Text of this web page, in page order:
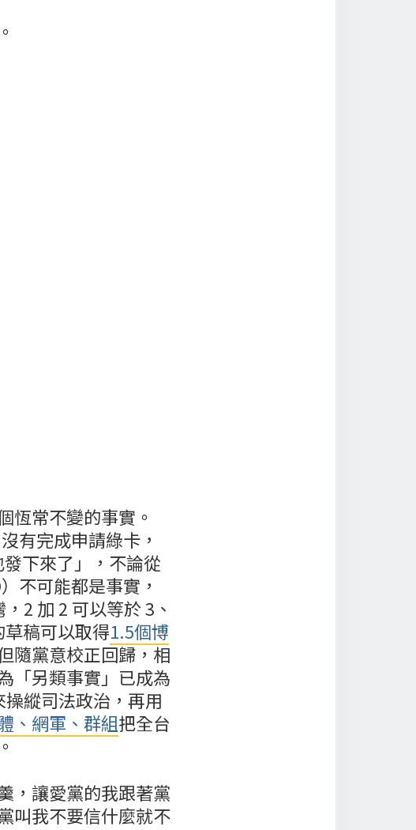
恆常不變的事實。
有完成申請綠卡，
下來了」，不論從
不可能都是事實，
2 加 2 可以等於 3、
草稿可以取得1.5個博
隨黨意校正回歸，相
「另類事實」已成為
操縱司法政治，再用
、網軍、群組把全台
，讓愛黨的我跟著黨
叫我不要信什麼就不